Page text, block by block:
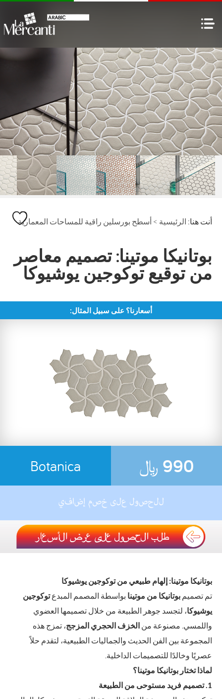
أنت هنا: الرئيسية > أسطح بورسلين راقية للمساحات المعمارية
بوتانيكا موتينا: تصميم معاصر
من توقيع توكوجين يوشيوكا
أسعارنا؟ على سبيل المثال:
Botanica 990 ﷼
بوتانيكا موتينا: إلهام طبيعي من توكوجين يوشيوكا
تم تصميم بوتانيكا من موتينا بواسطة المصمم المبدعتوكوجين
يوشيوكا، لتجسد جوهر الطبيعة من خلال تصميمها العضوي
واللمسي. مصنوعة من الخزف الحجري المزجج، تمزج هذه
المجموعة بين الفن الحديث والجماليات الطبيعية، لتقدم حلاً
عصريًا وخالدًا للتصميمات الداخلية.
لماذا تختار بوتانيكا موتينا؟
1. تصميم فريد مستوحى من الطبيعة